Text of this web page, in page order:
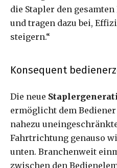
die Stapler den
und tragen dazu bei,
steigern.“
Konsequent
Die neue
ermöglicht dem
nahezu
Fahrtrichtung genauso
unten. Branchenweit
zwischen den